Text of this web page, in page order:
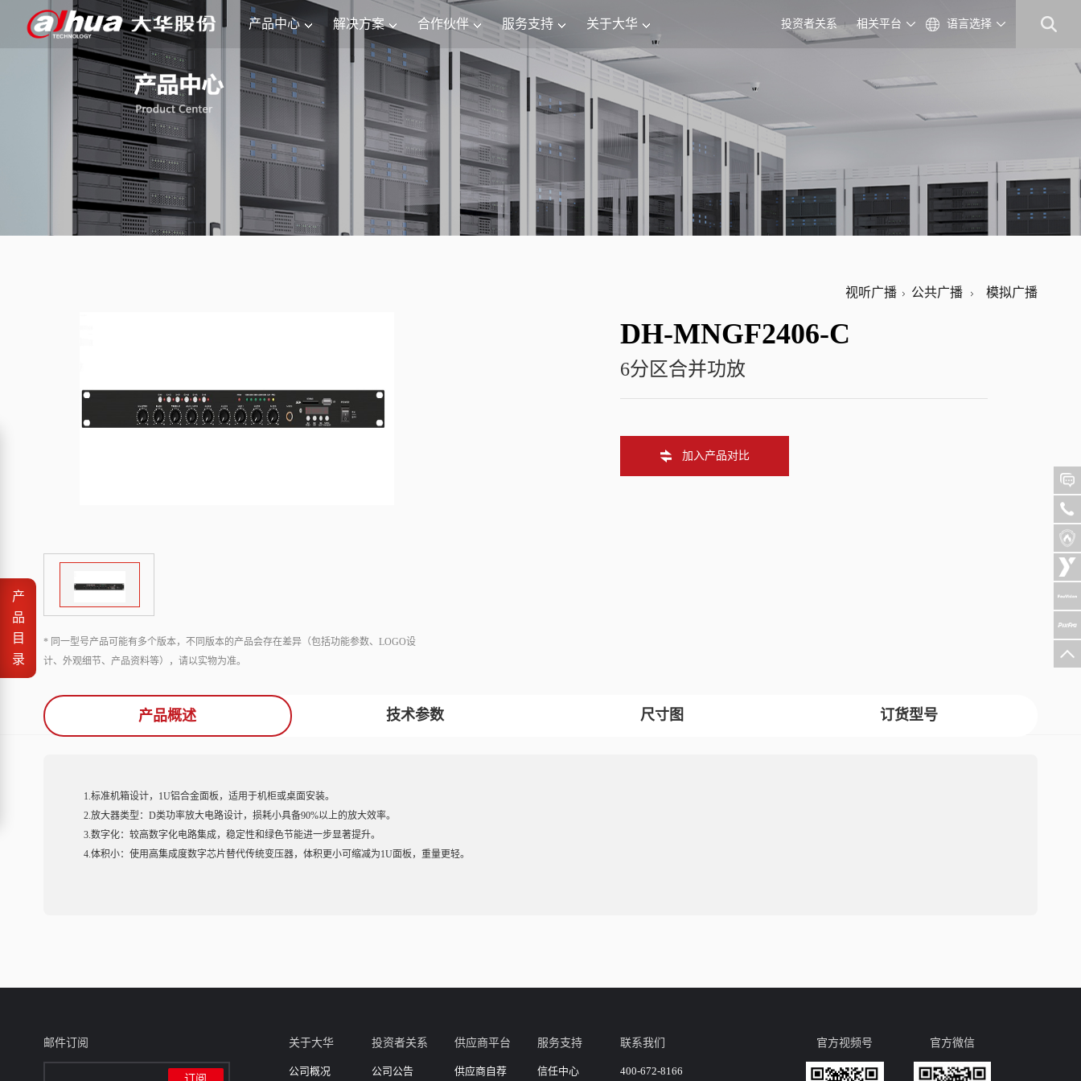
语言选择
相关平台
投资者关系
产品中心 解决方案 合作伙伴 服务支持 关于大华
视听广播 公共广播 模拟广播
* 同一型号产品可能有多个版本，不同版本的产品会存在差异（包括功能参数、LOGO设
计、外观细节、产品资料等），请以实物为准。
DH-MNGF2406-C
6分区合并功放
加入产品对比
产品概述 技术参数 尺寸图 订货型号
1.标准机箱设计，1U铝合金面板，适用于机柜或桌面安装。
2.放大器类型：D类功率放大电路设计，损耗小具备90%以上的放大效率。
3.数字化：较高数字化电路集成，稳定性和绿色节能进一步显著提升。
4.体积小：使用高集成度数字芯片替代传统变压器，体积更小可缩减为1U面板，重量更轻。
产
品
目
录
邮件订阅 关于大华
公司概况
投资者关系
公司公告
供应商平台
供应商自荐
服务支持
信任中心
联系我们
400-672-8166
官方视频号 官方微信